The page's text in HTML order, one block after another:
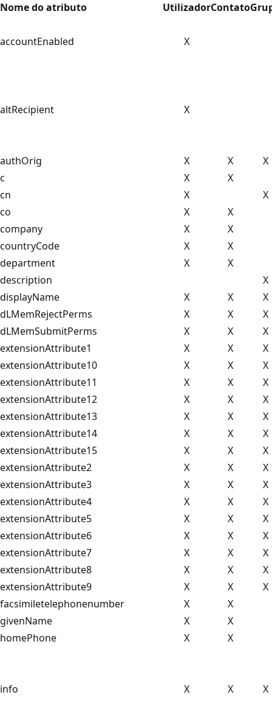
Nome do atributo UtilizadorContato
accountEnabled X
altRecipient X
authOrig X X
X
c
X
X
cn
X
X
co
X
X
company
X
X
countryCode
X
X
department
X
X
description
X
displayName
X X
X
dLMemRejectPerms
X X
X
dLMemSubmitPerms
X X
X
extensionAttribute1
X X
X
extensionAttribute10
X X
X
extensionAttribute11
X X
X
extensionAttribute12
X X
X
extensionAttribute13
X X
X
extensionAttribute14
X X
X
extensionAttribute15
X X
X
extensionAttribute2
X X
X
extensionAttribute3
X X
X
extensionAttribute4
X X
X
extensionAttribute5
X X
X
extensionAttribute6
X X
X
extensionAttribute7
X X
X
extensionAttribute8
X X
X
extensionAttribute9
X X
X
facsimiletelephonenumber
X
X
givenName
X
X
homePhone
X X
info X X X